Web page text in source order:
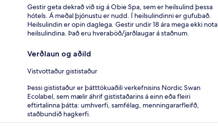
Gestir geta dekrað við sig á Obie Spa, sem er heilsulind þessa
hótels. Á meðal þjónustu er nudd. Í heilsulindinni er gufubað.
Heilsulindin er opin daglega. Gestir undir 18 ára mega ekki nota
heilsulindina. Það eru hveraböð/jarðlaugar á staðnum.
Verðlaun og aðild
Vistvottaður gististaður
Þessi gististaður er þátttökuaðili verkefnisins Nordic Swan
Ecolabel, sem mælir áhrif gististaðarins á einn eða fleiri
eftirtalinna þátta: umhverfi, samfélag, menningararfleifð,
staðbundið hagkerfi.